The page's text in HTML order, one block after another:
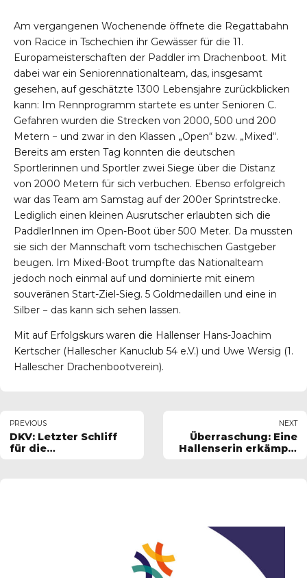
Am vergangenen Wochenende öffnete die Regattabahn
von Racice in Tschechien ihr Gewässer für die 11.
Europameisterschaften der Paddler im Drachenboot. Mit
dabei war ein Seniorennationalteam, das, insgesamt
gesehen, auf geschätzte 1300 Lebensjahre zurückblicken
kann: Im Rennprogramm startete es unter Senioren C.
Gefahren wurden die Strecken von 2000, 500 und 200
Metern − und zwar in den Klassen „Open“ bzw. „Mixed“.
Bereits am ersten Tag konnten die deutschen
Sportlerinnen und Sportler zwei Siege über die Distanz
von 2000 Metern für sich verbuchen. Ebenso erfolgreich
war das Team am Samstag auf der 200er Sprintstrecke.
Lediglich einen kleinen Ausrutscher erlaubten sich die
PaddlerInnen im Open-Boot über 500 Meter. Da mussten
sie sich der Mannschaft vom tschechischen Gastgeber
beugen. Im Mixed-Boot trumpfte das Nationalteam
jedoch noch einmal auf und dominierte mit einem
souveränen Start-Ziel-Sieg. 5 Goldmedaillen und eine in
Silber − das kann sich sehen lassen.
Mit auf Erfolgskurs waren die Hallenser Hans-Joachim
Kertscher (Hallescher Kanuclub 54 e.V.) und Uwe Wersig (1.
Hallescher Drachenbootverein).
PREVIOUS
DKV: Letzter Schliff
für die
NEXT
Überraschung: Eine
Hallenserin erkämpft